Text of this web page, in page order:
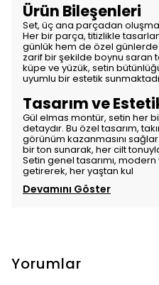
Ürün Bileşenleri
Set, üç ana parçadan
Her bir parça, titizlikle
günlük hem de özel günlerde
zarif bir şekilde boynu saran
küpe ve yüzük, setin
uyumlu bir estetik
Tasarım ve
Gül elmas montür, setin her
detaydır. Bu özel tasarım,
görünüm kazanmasını
bir ton sunarak, her cilt
Setin genel tasarımı,
getirerek, her yaştan kul
Devamını Göster
Yorumlar